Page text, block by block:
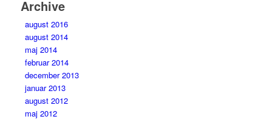
Archive
august 2016
august 2014
maj 2014
februar 2014
december 2013
januar 2013
august 2012
maj 2012